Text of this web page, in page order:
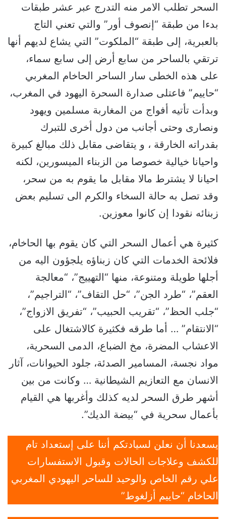
السحر تطلب الامر منه التدرج عبر عشر طبقات
بدءا من طبقة “إنصوف أور” والتي تعني التاج
بالعبرية، إلى طبقة “الملكوت” التي يشاع لديهم أنها
ترتقي بالساحر من سابع أرض إلى سابع سماء،
على هذه الخطى سار الساحر الحاخام المغربي
“حاييم” فاعتلى صدارة السحرة اليهود في المغرب،
وبدأت تأتيه أفواج من المغاربة مسلمين ويهود
ونصارى وحتى أجانب من دول أخرى للتبرك
بقدراته الخارقة ، و يتقاضى مقابل ذلك مبالغ كبيرة
واحيانا خيالية خصوصا من الزبناء الميسورين، لكنه
احيانا لا يشترط مالا مقابل ما يقوم به من سحر،
وقد تصل به حالة السخاء والكرم الى تسليم بعض
زبنائه نقودا إن كانوا معوزين.
كثيرة هي أعمال السحر التي كان يقوم بها الحاخام،
فلائحة الخدمات التي كان زبناؤه يلجؤون اليه من
أجلها طويلة ومتنوعة، منها “التهييج”، “معالجة
العقم”، “طرد الجن”، “حل التقاف”، “التراجيم”،
“جلب الحظ”، “تقريب الحبيب”، “تفريق الازواج”،
“الانتقام” … أما طرقه فكثيرة كالاشتغال على
الاعشاب المضرة، مخ الضباع، الدمى السحرية،
مواد نجسة، المسامير الصدئة، جلود الحيوانات، آثار
الانسان مع التعازيم الشيطانية … وكانت من بين
أشهر طرق السحر لديه كذلك وأغربها هي القيام
بأعمال سحرية في “بيضة الديك”.
يسعدنا أن نعلن لسيادتكم أننا على إستعداد تام
للكشف وعلاجات الحالات وقبول الاستفسارات
علي رقم الخاص والوحيد للساحر اليهودي المغربي
الحاخام “حاييم أزلغوط”